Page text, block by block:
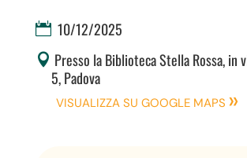
10/12/2025
Presso la Biblioteca Stella Rossa, in
5, Padova
VISUALIZZA SU GOOGLE MAPS